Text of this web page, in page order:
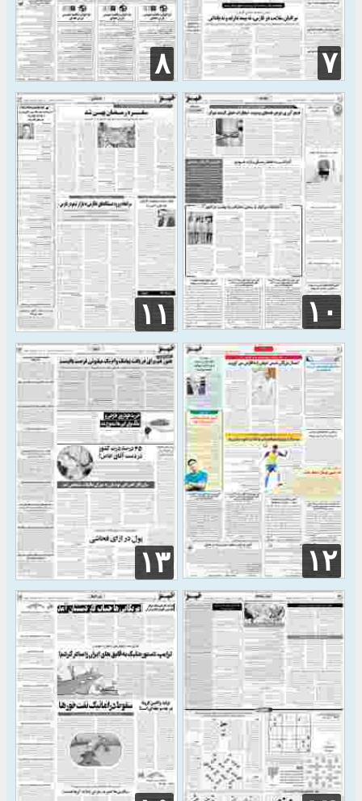
۷ ۸
۱۰ ۱۱
۱۲ ۱۳